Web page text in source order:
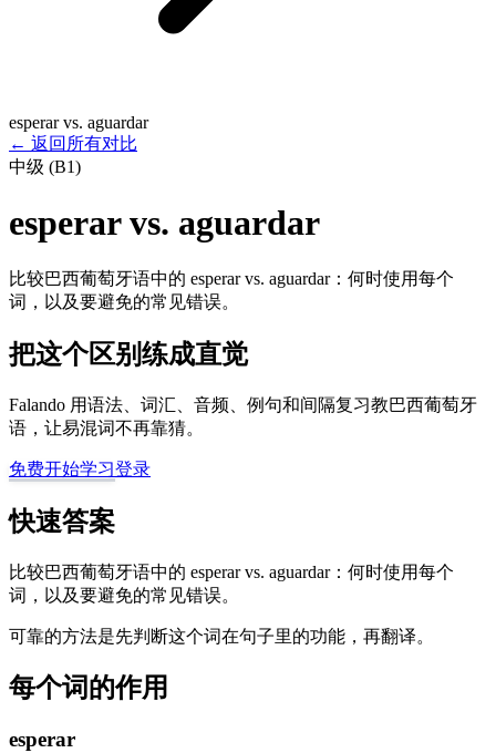
esperar vs. aguardar
← 返回所有对比
中级 (B1)
esperar vs. aguardar
比较巴西葡萄牙语中的 esperar vs. aguardar：何时使用每个
词，以及要避免的常见错误。
把这个区别练成直觉
Falando 用语法、词汇、音频、例句和间隔复习教巴西葡萄牙
语，让易混词不再靠猜。
免费开始学习登录
快速答案
比较巴西葡萄牙语中的 esperar vs. aguardar：何时使用每个
词，以及要避免的常见错误。
可靠的方法是先判断这个词在句子里的功能，再翻译。
每个词的作用
esperar